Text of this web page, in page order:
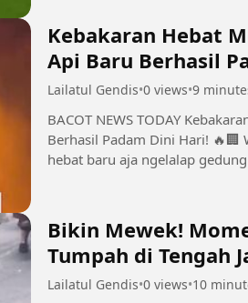
Kebakaran Hebat
Api Baru Berhasil
Lailatul Gendis•0 views•9
BACOT NEWS TODAY Kebakaran Hebat Melanda Gedung Bapenda DKI di Gambir, Api Baru
Berhasil Padam Dini Hari! 🔥🏢 Warga Jakarta Pusat dibikin geger nih, bre! Musibah kebakaran
hebat baru aja ngelalap
Bikin Mewek!
Tumpah di Tengah
Nafkah 🥺🍚
Lailatul Gendis•0 views•10